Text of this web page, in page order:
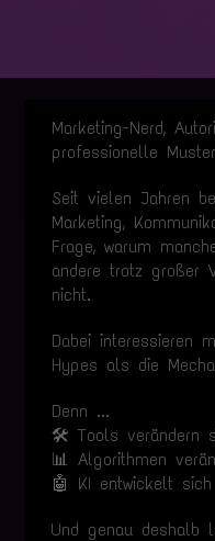
Marketing-Nerd,
professionelle
Seit vielen Jahren
Marketing,
Frage, warum
andere trotz großer
nicht.
Dabei interessieren
Hypes als die
Denn ...
🛠️ Tools verändern
📊 Algorithmen
🤖 KI entwickelt sich
Und genau deshalb